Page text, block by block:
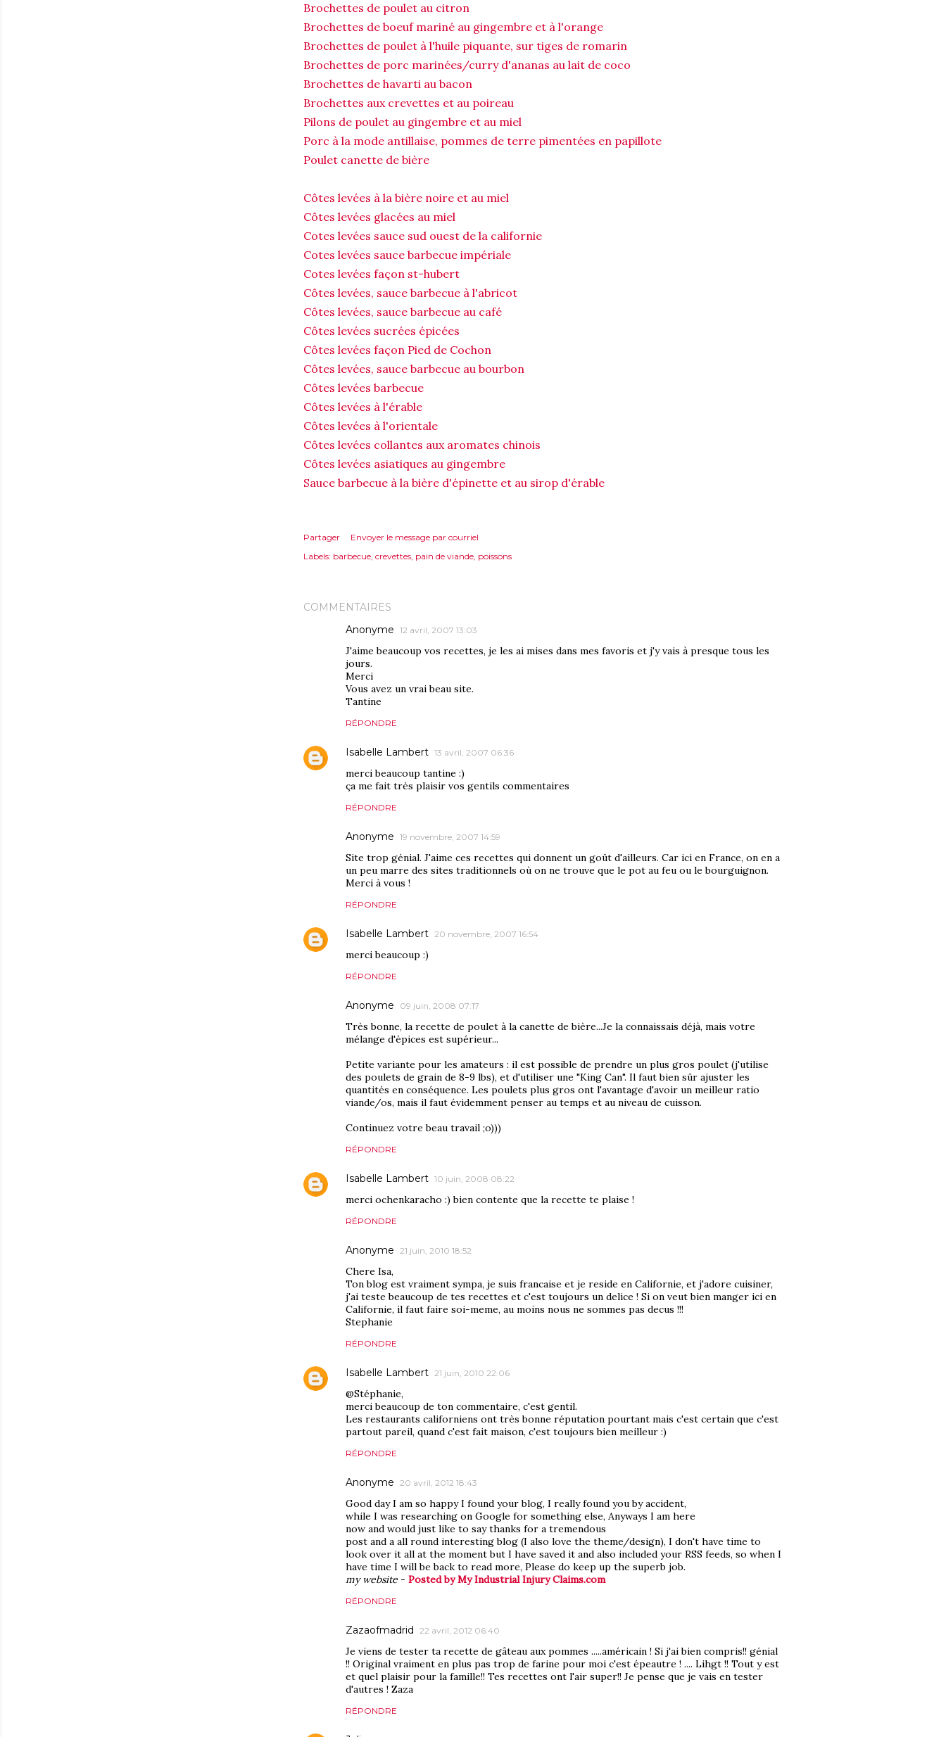
Brochettes de poulet au citron
Brochettes de boeuf mariné au gingembre et à l'orange
Brochettes de poulet à l'huile piquante, sur tiges de romarin
Brochettes de porc marinées/curry d'ananas au lait de coco
Brochettes de havarti au bacon
Brochettes aux crevettes et au poireau
Pilons de poulet au gingembre et au miel
Porc à la mode antillaise, pommes de terre pimentées en papillote
Poulet canette de bière
Côtes levées à la bière noire et au miel
Côtes levées glacées au miel
Cotes levées sauce sud ouest de la californie
Cotes levées sauce barbecue impériale
Cotes levées façon st-hubert
Côtes levées, sauce barbecue à l'abricot
Côtes levées, sauce barbecue au café
Côtes levées sucrées épicées
Côtes levées façon Pied de Cochon
Côtes levées, sauce barbecue au bourbon
Côtes levées barbecue
Côtes levées à l'érable
Côtes levées à l'orientale
Côtes levées collantes aux aromates chinois
Côtes levées asiatiques au gingembre
Sauce barbecue à la bière d'épinette et au sirop d'érable
Partager
Envoyer le message par courriel
Labels: barbecue crevettes pain de viande poissons
COMMENTAIRES
Anonyme 12 avril, 2007 13:03
J'aime beaucoup vos recettes, je les ai mises dans mes favoris et j'y vais à presque tous les
jours.
Merci
Vous avez un vrai beau site.
Tantine
RÉPONDRE
Isabelle Lambert 13 avril, 2007 06:36
merci beaucoup tantine :)
ça me fait très plaisir vos gentils commentaires
RÉPONDRE
Anonyme 19 novembre, 2007 14:59
Site trop génial. J'aime ces recettes qui donnent un goût d'ailleurs. Car ici en France, on en a
un peu marre des sites traditionnels où on ne trouve que le pot au feu ou le bourguignon.
Merci à vous !
RÉPONDRE
Isabelle Lambert 20 novembre, 2007 16:54
merci beaucoup :)
RÉPONDRE
Anonyme 09 juin, 2008 07:17
Très bonne, la recette de poulet à la canette de bière...Je la connaissais déjà, mais votre
mélange d'épices est supérieur...
Petite variante pour les amateurs : il est possible de prendre un plus gros poulet (j'utilise
des poulets de grain de 8-9 lbs), et d'utiliser une "King Can". Il faut bien sûr ajuster les
quantités en conséquence. Les poulets plus gros ont l'avantage d'avoir un meilleur ratio
viande/os, mais il faut évidemment penser au temps et au niveau de cuisson.
Continuez votre beau travail ;o)))
RÉPONDRE
Isabelle Lambert 10 juin, 2008 08:22
merci ochenkaracho :) bien contente que la recette te plaise !
RÉPONDRE
Anonyme 21 juin, 2010 18:52
Chere Isa,
Ton blog est vraiment sympa, je suis francaise et je reside en Californie, et j'adore cuisiner,
j'ai teste beaucoup de tes recettes et c'est toujours un delice ! Si on veut bien manger ici en
Californie, il faut faire soi-meme, au moins nous ne sommes pas decus !!!
Stephanie
RÉPONDRE
Isabelle Lambert 21 juin, 2010 22:06
@Stéphanie,
merci beaucoup de ton commentaire, c'est gentil.
Les restaurants californiens ont très bonne réputation pourtant mais c'est certain que c'est
partout pareil, quand c'est fait maison, c'est toujours bien meilleur :)
RÉPONDRE
Anonyme 20 avril, 2012 18:43
Good day I am so happy I found your blog, I really found you by accident,
while I was researching on Google for something else, Anyways I am here
now and would just like to say thanks for a tremendous
post and a all round interesting blog (I also love the theme/design), I don't have time to
look over it all at the moment but I have saved it and also included your RSS feeds, so when I
have time I will be back to read more, Please do keep up the superb job.
my website - Posted by My Industrial Injury Claims.com
RÉPONDRE
Zazaofmadrid 22 avril, 2012 06:40
Je viens de tester ta recette de gâteau aux pommes .....américain ! Si j'ai bien compris!! génial
!! Original vraiment en plus pas trop de farine pour moi c'est épeautre ! .... Lihgt !! Tout y est
et quel plaisir pour la famille!! Tes recettes ont l'air super!! Je pense que je vais en tester
d'autres ! Zaza
RÉPONDRE